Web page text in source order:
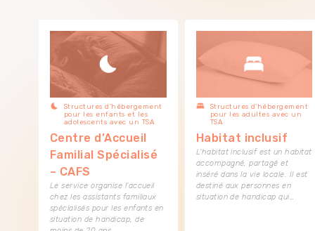
Structures d’hébergement
pour les enfants et les
adolescents avec un TSA
Centre d’Accueil
Familial Spécialisé
– CAFS
Le service organise l’accueil
chez les assistants familiaux
spécialisés pour les enfants en
situation de handicap, de
Structures d’hébergement
pour les adultes avec un
TSA
Habitat inclusif
L'habitat inclusif est un habitat
accompagné, partagé et
inséré dans la vie locale. Il est
destiné aux personnes en
situation de handicap qui…